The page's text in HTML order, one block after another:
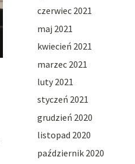
czerwiec 2021
maj 2021
kwiecień 2021
marzec 2021
luty 2021
styczeń 2021
grudzień 2020
listopad 2020
październik 2020